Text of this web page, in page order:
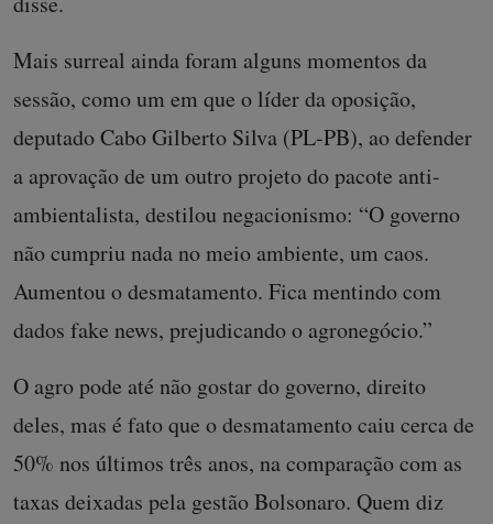
Mais surreal ainda foram alguns momentos da
sessão, como um em que o líder da oposição,
deputado Cabo Gilberto Silva (PL-PB), ao defender
a aprovação de um outro projeto do pacote anti-
ambientalista, destilou negacionismo: “O governo
não cumpriu nada no meio ambiente, um caos.
Aumentou o desmatamento. Fica mentindo com
dados fake news, prejudicando o agronegócio.”
O agro pode até não gostar do governo, direito
deles, mas é fato que o desmatamento caiu cerca de
50% nos últimos três anos, na comparação com as
taxas deixadas pela gestão Bolsonaro. Quem diz